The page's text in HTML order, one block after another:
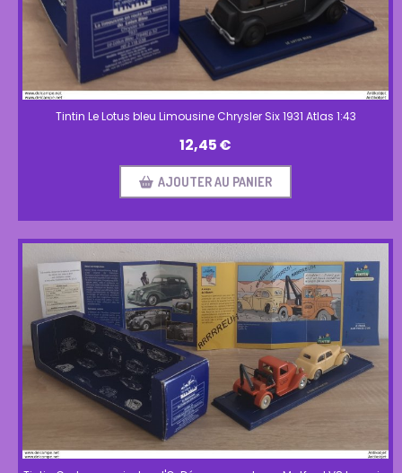
Tintin Le Lotus bleu Limousine Chrysler Six 1931 Atlas 1:43
12,45€
AJOUTER AU PANIER